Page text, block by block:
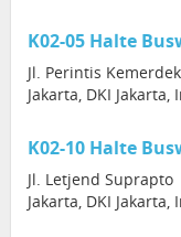
K02-05 Halte
Jl. Perintis
Jakarta, DKI Jakarta,
K02-10 Halte
Jl. Letjend Suprapto
Jakarta, DKI Jakarta,